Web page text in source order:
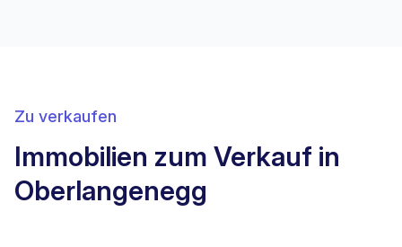
Zu verkaufen
Immobilien zum Verkauf in
Oberlangenegg